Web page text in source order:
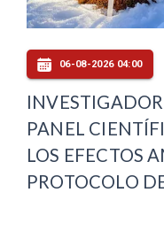
06-08-2026 04:00
PANEL
LOS EFECTOS
PROTOCOLO